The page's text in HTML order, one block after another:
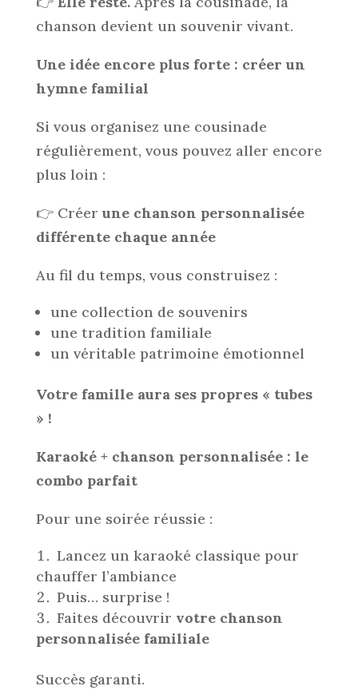
chanson devient un souvenir vivant.
Une idée encore plus forte : créer un
hymne familial
Si vous organisez une cousinade
régulièrement, vous pouvez aller encore
plus loin :
👉 Créerune chanson personnalisée
différente chaque année
Au fil du temps, vous construisez :
une collection de souvenirs
une tradition familiale
un véritable patrimoine émotionnel
Votre famille aura ses propres « tubes
» !
Karaoké + chanson personnalisée : le
combo parfait
Pour une soirée réussie :
Lancez un karaoké classique pour
chauffer l’ambiance
Puis… surprise !
Faites découvrir votre chanson
personnalisée familiale
Succès garanti.